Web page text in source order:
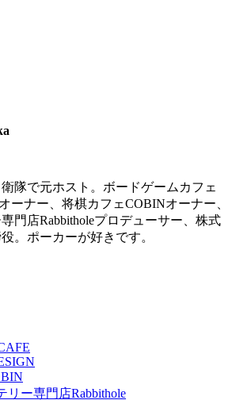
隊で元ホスト。ボードゲームカフェ
ーナー、将棋カフェCOBINオーナー、
門店Rabbitholeプロデューサー、株式
。ポーカーが好きです。
リー専門店Rabbithole